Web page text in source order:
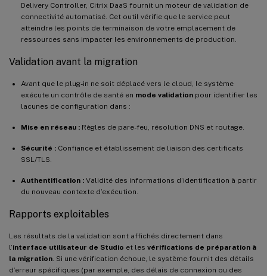
Delivery Controller, Citrix DaaS fournit un moteur de validation de
connectivité automatisé. Cet outil vérifie que le service peut
atteindre les points de terminaison de votre emplacement de
ressources sans impacter les environnements de production.
Validation avant la migration
Avant que le plug-in ne soit déplacé vers le cloud, le système
exécute un contrôle de santé en mode validation pour identifier les
lacunes de configuration dans :
Mise en réseau : Règles de pare-feu, résolution DNS et routage.
Sécurité : Confiance et établissement de liaison des certificats
SSL/TLS.
Authentification : Validité des informations d’identification à partir
du nouveau contexte d’exécution.
Rapports exploitables
Les résultats de la validation sont affichés directement dans
l’interface utilisateur de Studio et les vérifications de préparation à
la migration . Si une vérification échoue, le système fournit des détails
d’erreur spécifiques (par exemple, des délais de connexion ou des